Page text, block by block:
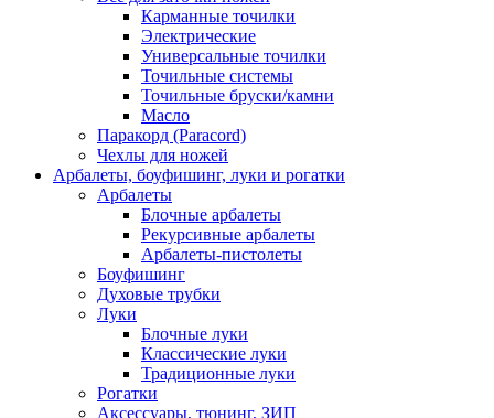
Карманные точилки
Электрические
Универсальные точилки
Точильные системы
Точильные бруски/камни
Масло
Паракорд (Paracord)
Чехлы для ножей
Арбалеты, боуфишинг, луки и рогатки
Арбалеты
Блочные арбалеты
Рекурсивные арбалеты
Арбалеты-пистолеты
Боуфишинг
Духовые трубки
Луки
Блочные луки
Классические луки
Традиционные луки
Рогатки
Аксессуары, тюнинг, ЗИП